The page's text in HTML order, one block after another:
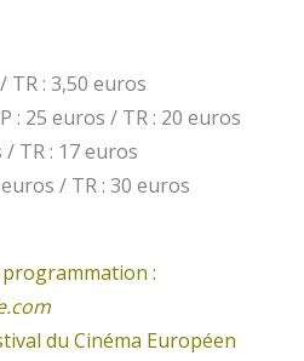
TR : 3,50 euros
: 25 euros / TR : 20 euros
/ TR : 17 euros
euros / TR : 30 euros
programmation :
du Cinéma Européen